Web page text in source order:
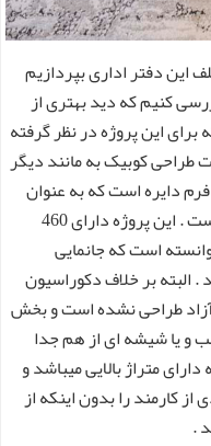
این دفتر اداری بپردازیم
کنیم که دید بهتری از
این پروژه در نظر گرفته
طراحی کوبیک به مانند دیگر
دایره است که به عنوان
کانسپت اصلی طراحی درنظر گرفته شده است . این پروژه دارای 460
است که جانمایی
البته بر خلاف دکوراسیون
طراحی نشده است و بخش
و یا شیشه ای از هم جدا
متراژ بالایی میباشد و
کارمند را بدون اینکه از
.